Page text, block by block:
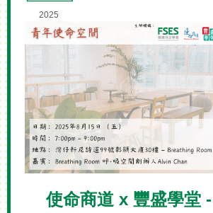
2025
使命商道 x 豐盛學堂